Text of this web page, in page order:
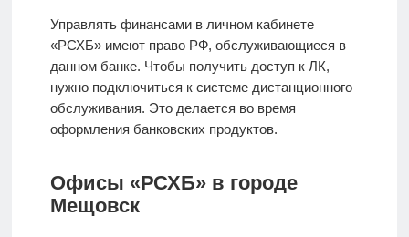
Управлять финансами в личном кабинете
«РСХБ» имеют право РФ, обслуживающиеся в
данном банке. Чтобы получить доступ к ЛК,
нужно подключиться к системе дистанционного
обслуживания. Это делается во время
оформления банковских продуктов.
Офисы «РСХБ» в городе
Мещовск